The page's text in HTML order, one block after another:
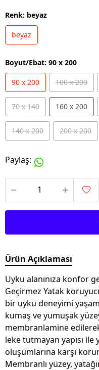
Renk: beyaz
beyaz
Boyut/Ebat: 90 x 200
90 x 200 100 x 200
70 x 140 160 x 200
140 x 200 200 x 200
Paylaş:
Ürün Açıklaması
Uyku alanınıza konfor
Geçirmez Yatak
bir uyku deneyimi
kumaş ve yumuşak
membranlamine
leke tutmayan yapısı ile
oluşumlarına karşı
Membranlı yüzey,